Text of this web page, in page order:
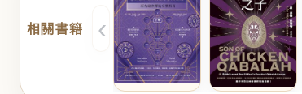
相關書籍 ‹